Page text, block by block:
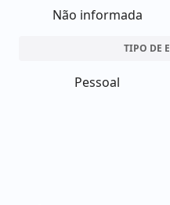
Não informada
TIPO DE
Pessoal